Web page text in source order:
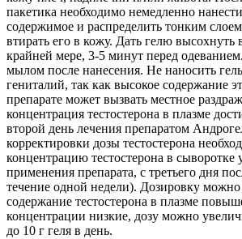
пакетика необходимо немедленно
содержимое и распределить тонким
втирать его в кожу. Дать гелю высохнуть
крайней мере, 3-5 минут перед
мылом после нанесения. Не наносить
гениталий, так как высокое содержание
препарате может вызвать местное
концентрация тестостерона в плазме
второй день лечения препаратом
корректировки дозы тестостерона
концентрацию тестостерона в сыворотке
применения препарата, с третьего дня
течение одной недели). Дозировку
содержание тестостерона в плазме
концентрации низкие, дозу можно
до 10 г геля в день.